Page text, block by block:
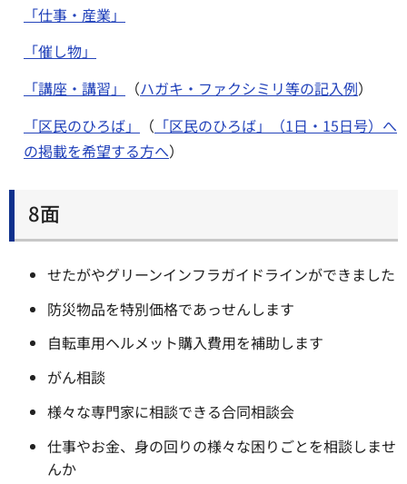
「仕事・産業」
「催し物」
「講座・講習」
（ハガキ・ファクシミリ等の記入例）
「区民のひろば」
（ 「区民のひろば」（1日・15日号）へ
の掲載を希望する方へ）
8面
せたがやグリーンインフラガイドラインができました
防災物品を特別価格であっせんします
自転車用ヘルメット購入費用を補助します
がん相談
様々な専門家に相談できる合同相談会
仕事やお金、身の回りの様々な困りごとを相談しませ
んか